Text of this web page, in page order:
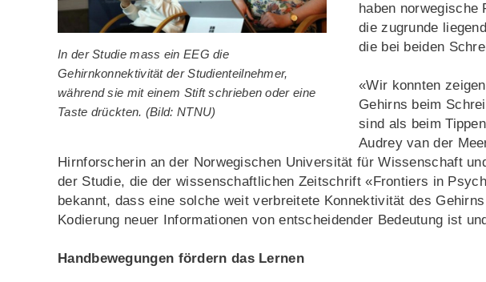
In der Studie mass ein EEG die
Gehirnkonnektivität der Studienteilnehmer,
während sie mit einem Stift schrieben oder eine
Taste drückten. (Bild: NTNU)
haben norwegische
die zugrunde
die bei beiden
«Wir konnten
Gehirns beim
sind als beim
Audrey van der
Hirnforscherin an der Norwegischen Universität für Wissenschaft
der Studie, die der wissenschaftlichen Zeitschrift «Frontiers in
bekannt, dass eine solche weit verbreitete Konnektivität des
Kodierung neuer Informationen von entscheidender Bedeutung ist
Handbewegungen fördern das Lernen